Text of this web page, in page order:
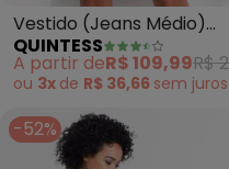
Vestido (Jeans Médio)
em Jeans Leve
QUINTESS
A partir deR$ 109,99R$
ou 3x de R$ 36,66 sem juros
-52%